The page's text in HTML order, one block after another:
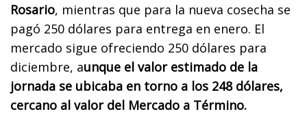
Rosario, mientras que para la nueva cosecha se
pagó 250 dólares para entrega en enero. El
mercado sigue ofreciendo 250 dólares para
diciembre, aunque el valor estimado de la
jornada se ubicaba en torno a los 248 dólares,
cercano al valor del Mercado a Término.